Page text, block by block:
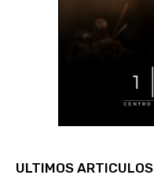
ULTIMOS ARTICULOS